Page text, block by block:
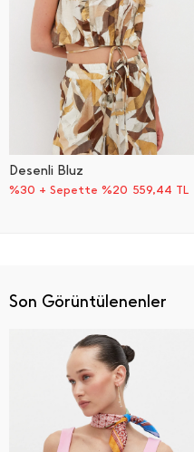
Desenli Bluz
%30 + Sepette %20 559,44 TL
Son Görüntülenenler